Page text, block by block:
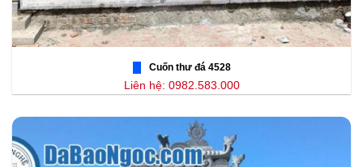
Cuốn thư đá 4528
Liên hệ: 0982.583.000